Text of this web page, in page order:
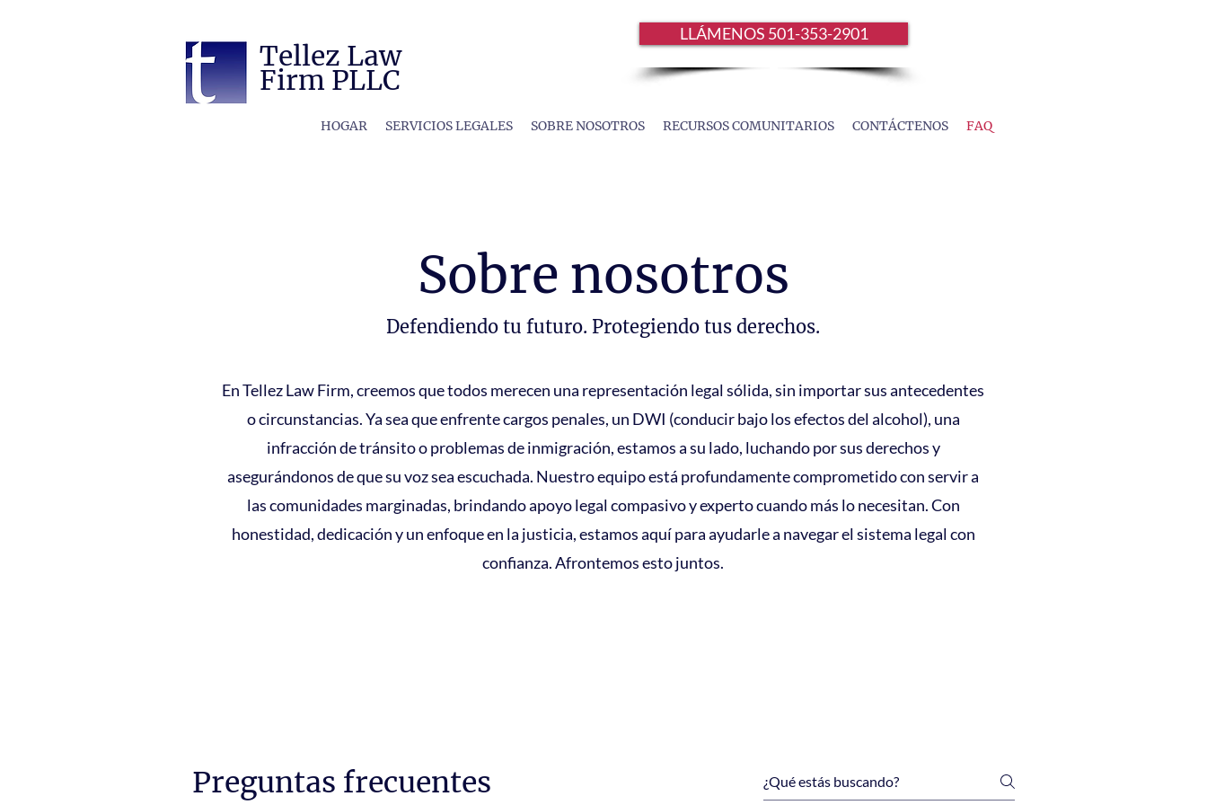
Tellez Law
Firm PLLC
LLÁMENOS 501-353-2901
HOGAR SERVICIOS LEGALES SOBRE NOSOTROS RECURSOS COMUNITARIOS CONTÁCTENOS FAQ
Sobre nosotros
Defendiendo tu futuro. Protegiendo tus derechos.
En Tellez Law Firm, creemos que todos merecen una representación legal sólida, sin importar sus antecedentes
o circunstancias. Ya sea que enfrente cargos penales, un DWI (conducir bajo los efectos del alcohol), una
infracción de tránsito o problemas de inmigración, estamos a su lado, luchando por sus derechos y
asegurándonos de que su voz sea escuchada. Nuestro equipo está profundamente comprometido con servir a
las comunidades marginadas, brindando apoyo legal compasivo y experto cuando más lo necesitan. Con
honestidad, dedicación y un enfoque en la justicia, estamos aquí para ayudarle a navegar el sistema legal con
confianza. Afrontemos esto juntos.
Preguntas frecuentes